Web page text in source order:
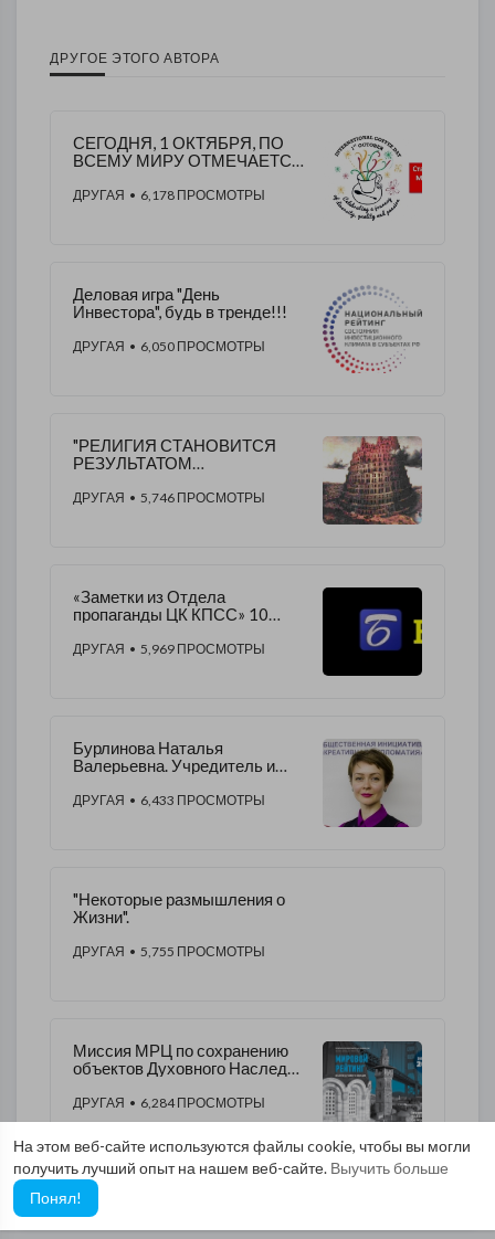
На этом веб-сайте используются файлы cookie, чтобы вы могли
получить лучший опыт на нашем веб-сайте. Выучить больше
Понял!
ДРУГОЕ ЭТОГО АВТОРА
СЕГОДНЯ, 1 ОКТЯБРЯ, ПО
ВСЕМУ МИРУ ОТМЕЧАЕТСЯ
КОФЕ!
ДРУГАЯ • 6,178 ПРОСМОТРЫ
​Деловая игра "День
Инвестора", будь в тренде!!!
ДРУГАЯ • 6,050 ПРОСМОТРЫ
"РЕЛИГИЯ СТАНОВИТСЯ
РЕЗУЛЬТАТОМ
ВЫБОРА" - новый принцип в
ДРУГАЯ • 5,746 ПРОСМОТРЫ
«Заметки из Отдела
пропаганды ЦК КПСС» 10
ДРУГАЯ • 5,969 ПРОСМОТРЫ
Бурлинова Наталья
Валерьевна. Учредитель и
дипломатии».
ДРУГАЯ • 6,433 ПРОСМОТРЫ
​"Некоторые размышления о
Жизни".
ДРУГАЯ • 5,755 ПРОСМОТРЫ
Миссия МРЦ по сохранению
объектов Духовного Наследия
ДРУГАЯ • 6,284 ПРОСМОТРЫ